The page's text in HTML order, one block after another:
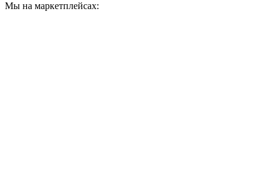
Мы на маркетплейсах: